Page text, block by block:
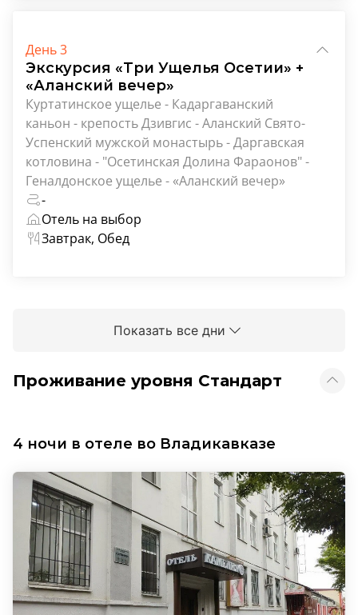
День 3
Экскурсия «Три Ущелья Осетии» +
«Аланский вечер»
Куртатинское ущелье - Кадаргаванский
каньон - крепость Дзивгис - Аланский Свято-
Успенский мужской монастырь - Даргавская
котловина - "Осетинская Долина Фараонов" -
Геналдонское ущелье - «Аланский вечер»
-
Отель на выбор
Завтрак, Обед
Показать все дни
Проживание уровня Стандарт
4 ночи в отеле во Владикавказе